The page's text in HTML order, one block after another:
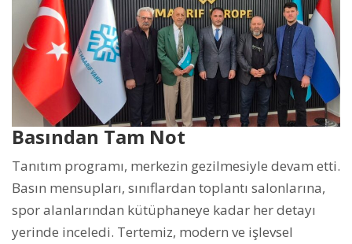
Basından Tam Not
Tanıtım programı, merkezin gezilmesiyle devam etti.
Basın mensupları, sınıflardan toplantı salonlarına,
spor alanlarından kütüphaneye kadar her detayı
yerinde inceledi. Tertemiz, modern ve işlevsel